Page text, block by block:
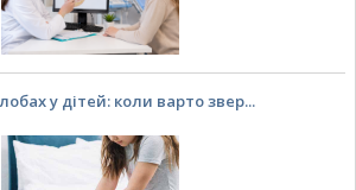
у дітей: коли варто звер...